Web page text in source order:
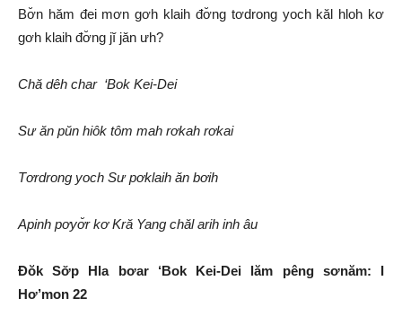
Bơ̆n hăm đei mơn gơh klaih đơ̆ng tơdrong yoch kăl hloh kơ
gơh klaih đơ̆ng jĭ jăn ưh?
Chă dêh char ‘Bok Kei-Dei
Sư ăn pŭn hiôk tôm mah rơkah rơkai
Tơrdrong yoch Sư pơklaih ăn bơih
Apinh pơyơ̆r kơ Kră Yang chăl arih inh âu
Đŏk Sơ̆p Hla bơar ‘Bok Kei-Dei lăm pêng sơnăm: I
Hơ’mon 22